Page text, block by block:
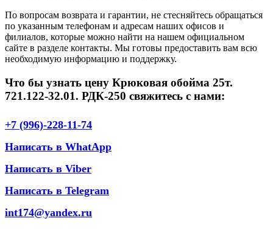
По вопросам возврата и гарантии, не стесняйтесь обращаться
по указанным телефонам и адресам наших офисов и
филиалов, которые можно найти на нашем официальном
сайте в разделе контакты. Мы готовы предоставить вам всю
необходимую информацию и поддержку.
Что бы узнать цену Крюковая обойма 25т.
721.122-32.01. РДК-250 свяжитесь с нами:
+7 (996)-228-11-74
Написать в WhatApp
Написать в Viber
Написать в Telegram
int174@yandex.ru